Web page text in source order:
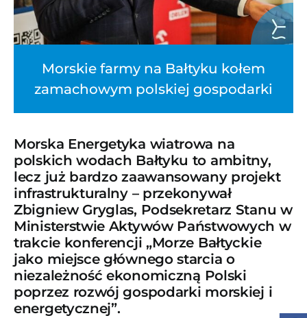
Morskie farmy na Bałtyku kołem
zamachowym polskiej gospodarki
Morska Energetyka wiatrowa na
polskich wodach Bałtyku to ambitny,
lecz już bardzo zaawansowany projekt
infrastrukturalny – przekonywał
Zbigniew Gryglas, Podsekretarz Stanu w
Ministerstwie Aktywów Państwowych w
trakcie konferencji „Morze Bałtyckie
jako miejsce głównego starcia o
niezależność ekonomiczną Polski
poprzez rozwój gospodarki morskiej i
energetycznej”.